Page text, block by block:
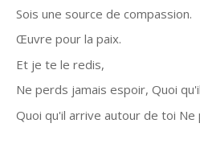
Sois une source de compassion.
Œuvre pour la paix.
Et je te le redis,
Ne perds jamais espoir, Quoi
Quoi qu'il arrive autour de toi Ne